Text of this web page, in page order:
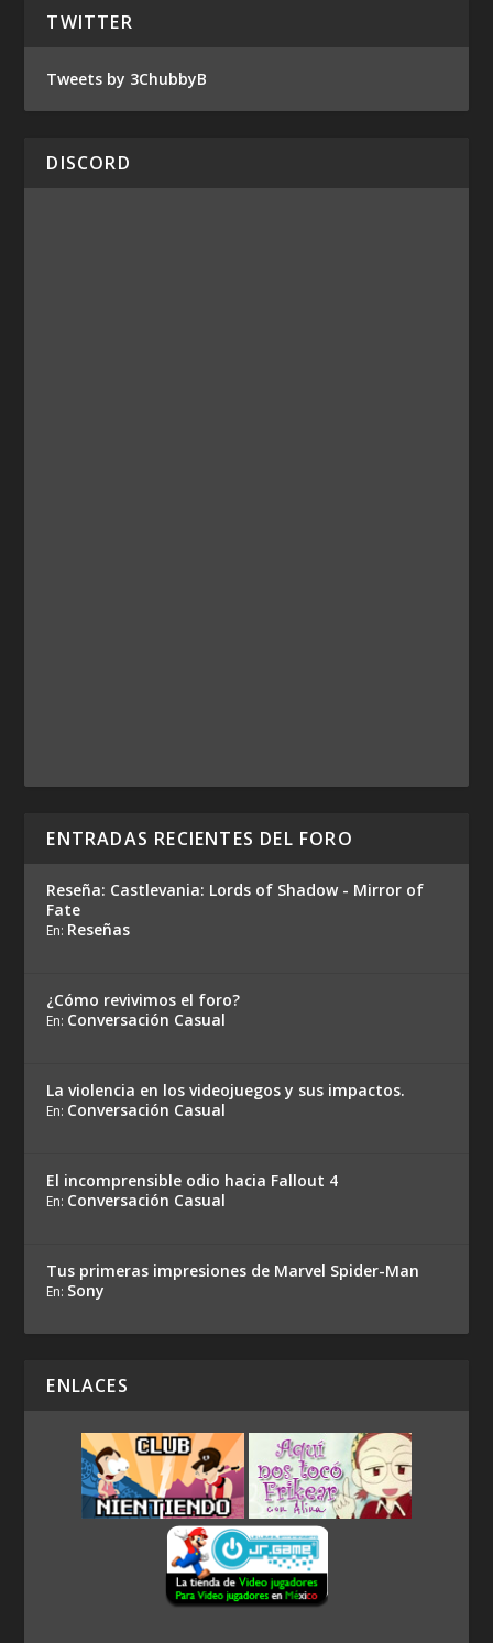
TWITTER
Tweets by 3ChubbyB
DISCORD
ENTRADAS RECIENTES DEL FORO
Reseña: Castlevania: Lords of Shadow - Mirror of
Fate
En: Reseñas
¿Cómo revivimos el foro?
En: Conversación Casual
La violencia en los videojuegos y sus impactos.
En: Conversación Casual
El incomprensible odio hacia Fallout 4
En: Conversación Casual
Tus primeras impresiones de Marvel Spider-Man
En: Sony
ENLACES